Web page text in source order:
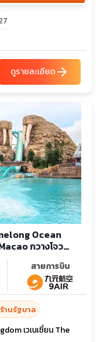
ดูรายละเอียดarrow_forward
Ocean
กวางโจว
สายการบิน
ร้านรัฐบาล
เวเนเชี่ยน The